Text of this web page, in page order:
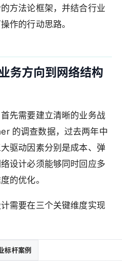
方法论框架，并结合行业
作的行动思路。
务方向到网络结构
先需要建立清晰的业务战
的调查数据，过去两年中
驱动因素分别是成本、弹
设计必须能够同时回应多
的优化。
需要在三个关键维度实现
标杆案例